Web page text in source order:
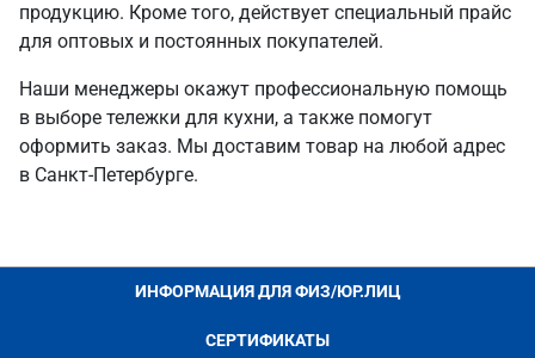
продукцию. Кроме того, действует специальный прайс
для оптовых и постоянных покупателей.
Наши менеджеры окажут профессиональную помощь
в выборе тележки для кухни, а также помогут
оформить заказ. Мы доставим товар на любой адрес
в Санкт-Петербурге.
ИНФОРМАЦИЯ ДЛЯ ФИЗ/ЮР.ЛИЦ
СЕРТИФИКАТЫ